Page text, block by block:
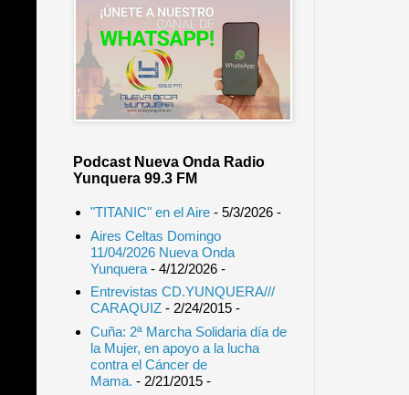
Podcast Nueva Onda Radio
Yunquera 99.3 FM
"TITANIC" en el Aire- 5/3/2026-
Aires Celtas Domingo
11/04/2026 Nueva Onda
Yunquera- 4/12/2026-
Entrevistas CD.YUNQUERA///
CARAQUIZ- 2/24/2015-
Cuña: 2ª Marcha Solidaria día de
la Mujer, en apoyo a la lucha
contra el Cáncer de
Mama. - 2/21/2015-